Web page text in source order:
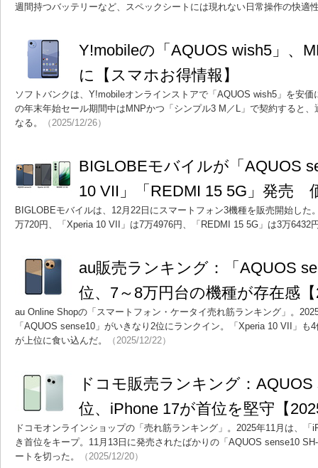
週間持つバッテリーなど、スペックシートには現れない日常操作の快適
Y!mobileの「AQUOS wish5」、
に【スマホお得情報】
ソフトバンクは、Y!mobileオンラインストアで「AQUOS wish5」を安
の年末年始セール期間中はMNPかつ「シンプル3 M／L」で契約すると
なる。
（2025/12/26）
BIGLOBEモバイルが「AQUOS
10 VII」「REDMI 15 5G」発売
BIGLOBEモバイルは、12月22日にスマートフォン3機種を販売開始した
万720円、「Xperia 10 VII」は7万4976円、「REDMI 15 5G」は3万6432
au販売ランキング：「AQUOS
位、7～8万円台の機種が存在感
au Online Shopの「スマートフォン・ケータイ売れ筋ランキング」。
「AQUOS sense10」がいきなり2位にランクイン。「Xperia 10 VII」も
が上位に食い込んだ。
（2025/12/22）
ドコモ販売ランキング：
位、iPhone 17が首位を堅守【
ドコモオンラインショップの「売れ筋ランキング」。2025年11月は、
き首位をキープ。11月13日に発売されたばかりの「AQUOS sense10
ートを切った。
（2025/12/20）